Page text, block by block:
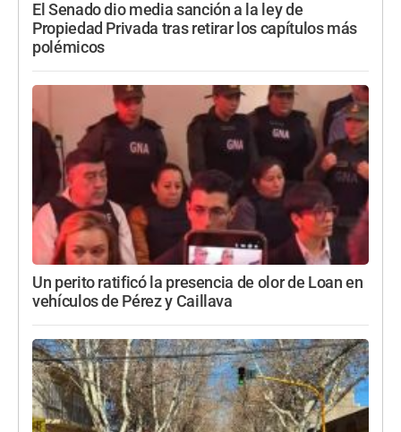
El Senado dio media sanción a la ley de
Propiedad Privada tras retirar los capítulos más
polémicos
Un perito ratificó la presencia de olor de Loan en
vehículos de Pérez y Caillava